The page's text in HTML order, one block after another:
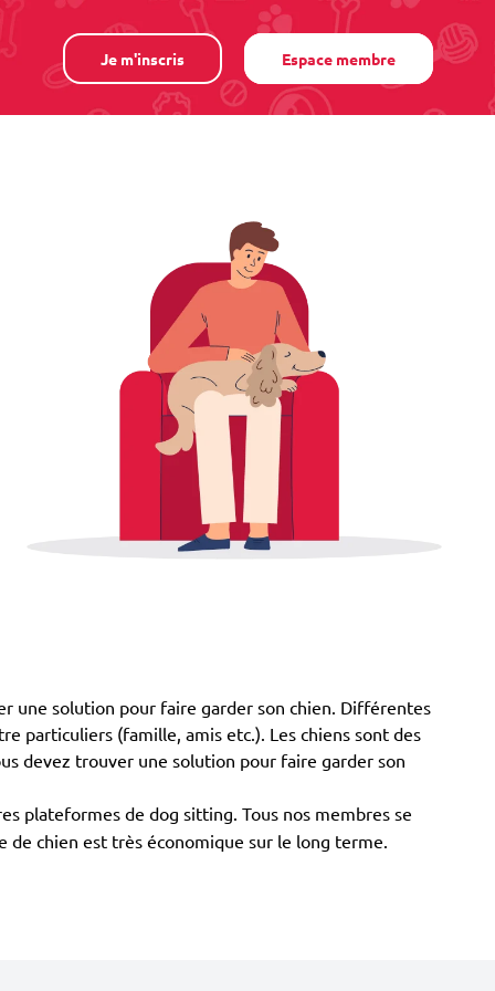
Je m'inscris Espace membre
une solution pour faire garder son chien. Différentes
particuliers (famille, amis etc.). Les chiens sont des
devez trouver une solution pour faire garder son
plateformes de dog sitting. Tous nos membres se
de chien est très économique sur le long terme.